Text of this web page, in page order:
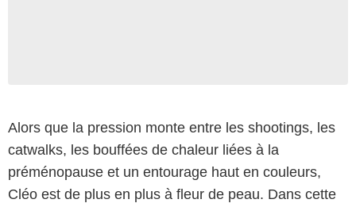
Alors que la pression monte entre les shootings, les
catwalks, les bouffées de chaleur liées à la
préménopause et un entourage haut en couleurs,
Cléo est de plus en plus à fleur de peau. Dans cette